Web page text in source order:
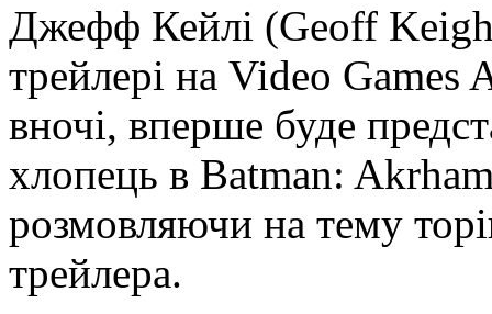
Джефф Кейлі (Geoff
трейлері на Video Games
вночі, вперше буде
хлопець в Batman:
розмовляючи на тему
трейлера.